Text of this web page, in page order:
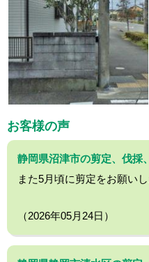
お客様の声
静岡県沼津市の剪定、伐採
また5月頃に剪定をお願いし
（2026年05月24日）